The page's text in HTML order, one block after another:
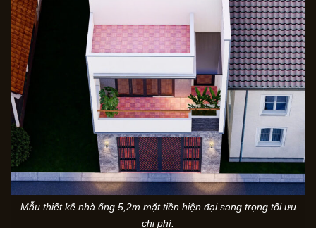
Mẫu thiết kế nhà ống 5,2m mặt tiền hiện đại sang trọng tối ưu
chi phí.